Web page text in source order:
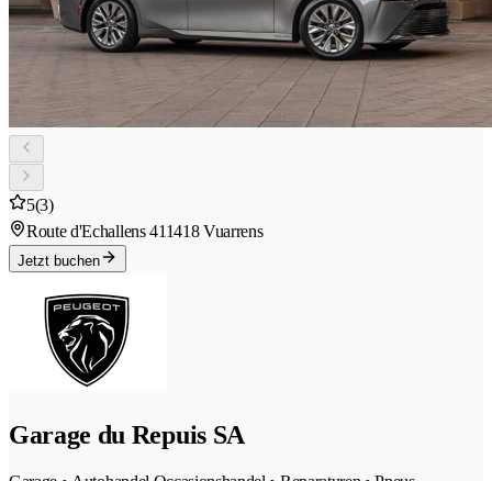
5(3)
Route d'Echallens 411418 Vuarrens
Jetzt buchen
Garage du Repuis SA